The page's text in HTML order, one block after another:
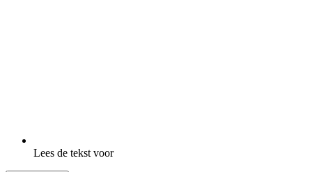
Lees de tekst voor